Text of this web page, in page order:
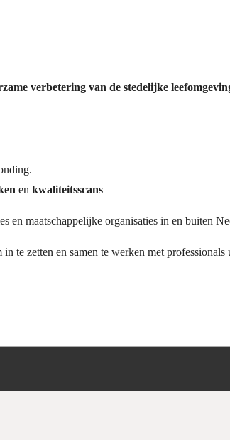
verbetering van de stedelijke
en kwaliteitsscans
en maatschappelijke organisaties in en buiten
te zetten en samen te werken met professionals